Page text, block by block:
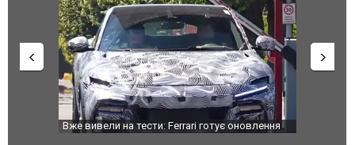
Вийшов трейлер нової екранізації легендарного